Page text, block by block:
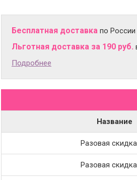
Бесплатная доставка по России
Льготная доставка за 190 руб.
Подробнее
Название
Разовая
Разовая